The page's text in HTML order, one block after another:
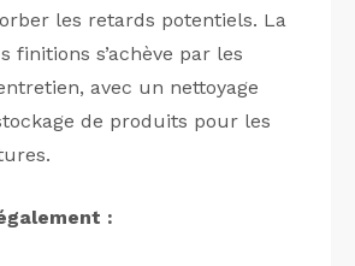
les retards potentiels. La
finitions s’achève par les
avec un nettoyage
de produits pour les
: